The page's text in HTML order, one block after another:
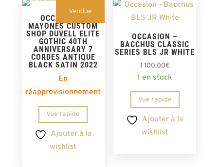
Vendue
OCCASION –
MAYONES CUSTOM
SHOP DUVELL ELITE
GOTHIC 40TH
ANNIVERSARY 7
CORDES ANTIQUE
BLACK SATIN 2022
En
réapprovisionnement
Vue rapide
Ajouter à la
wishlist
OCCASION –
BACCHUS CLASSIC
SERIES BLS JR WHITE
1 100,00€
1 en stock
Vue rapide
Ajouter à la
wishlist